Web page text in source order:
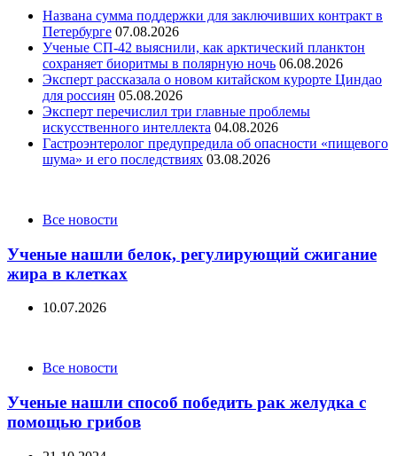
Названа сумма поддержки для заключивших контракт в
Петербурге 07.08.2026
Ученые СП-42 выяснили, как арктический планктон
сохраняет биоритмы в полярную ночь 06.08.2026
Эксперт рассказала о новом китайском курорте Циндао
для россиян 05.08.2026
Эксперт перечислил три главные проблемы
искусственного интеллекта 04.08.2026
Гастроэнтеролог предупредила об опасности «пищевого
шума» и его последствиях 03.08.2026
CategoriesВсе новости
Ученые нашли белок, регулирующий сжигание
жира в клетках
10.07.2026
CategoriesВсе новости
Ученые нашли способ победить рак желудка с
помощью грибов